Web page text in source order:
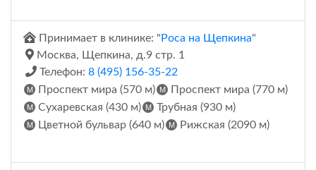
Принимает в клинике: " Роса на Щепкина"
Москва, Щепкина, д.9 стр. 1
Телефон: 8 (495) 156-35-22
Проспект мира (570 м)
Проспект мира (770 м)
Сухаревская (430 м)
Трубная (930 м)
Цветной бульвар (640 м)
Рижская (2090 м)